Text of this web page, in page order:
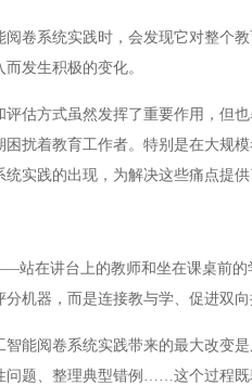
系统实践时，会发现它对整个教
发生积极的变化。
方式虽然发挥了重要作用，但也
扰着教育工作者。特别是在大规
实践的出现，为解决这些痛点提
讲台上的教师和坐在课桌前的
机器，而是连接教与学、促进双向
阅卷系统实践带来的最大改变是
问题、整理典型错例……这个过程